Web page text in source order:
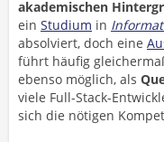
akademischen
ein Studium in
absolviert, doch eine
führt häufig
ebenso möglich, als
viele Full-Stack-
sich die nötigen